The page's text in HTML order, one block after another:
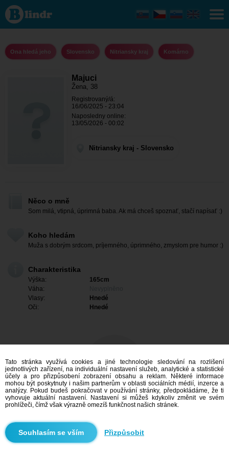
Majuci -
Ona
hledá
jeho
kraj -
Komárno
Ona hledá jeho Slovensko Nitriansky kraj Komárno
Majuci
Žena, 38
Registrovaný/á:
16/06/2025 - 23:04
Naposledny online:
13/05/2026 - 00:02
Nitriansky kraj - Slovensko
Něco o mně
Som milá, vtipná, úprimná baba. Ak má chceš spoznať, stačí napísať :)
Koho hledám
Muža s dobrým srdcom, príjemného, úprimného, zmyslom pre humor :)
Charakteristika
Výška:
165cm
Váha:
Vlasy:
Hnedé
Oči:
Hnedé
Mám zájem
Vyhledávání
Tato stránka využívá cookies a jiné technologie sledování na rozlišení
jednotlivých zařízení, na individuální nastavení služeb, analytické a statistické
účely a pro přizpůsobení zobrazení obsahu a reklam. Některé informace
mohou být poskytnuty i našim partnerům v oblasti sociálních médií, inzerce a
analýzy. Pokud budeš pokračovat v používání stránky, předpokládáme, že ti
vyhovuje aktuální nastavení. Nastavení si můžeš kdykoliv změnit ve svém
prohlížeči, čímž však výrazně omezíš funkčnost našich stránek.
Přizpůsobit